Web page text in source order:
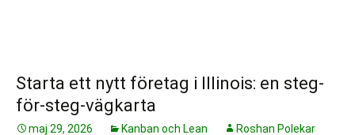
Starta ett nytt företag i Illinois: en steg-
för-steg-vägkarta
maj 29, 2026 Kanban och Lean Roshan Polekar